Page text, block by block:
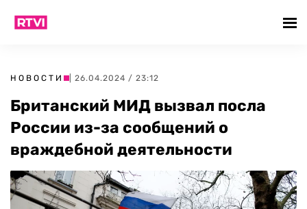
НОВОСТИ | 26.04.2024 / 23:12
Британский МИД вызвал посла
России из-за сообщений о
враждебной деятельности